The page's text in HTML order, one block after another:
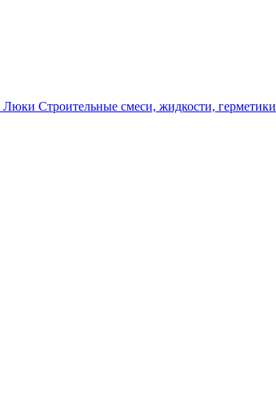
Люки Строительные смеси, жидкости, герметики